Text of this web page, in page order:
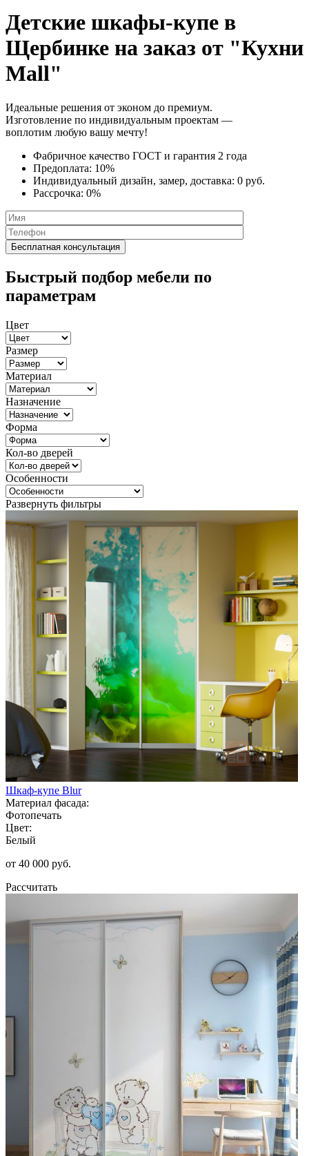
Детские шкафы-купе в
Щербинке на заказ от "Кухни
Mall"
Идеальные решения от эконом до премиум.
Изготовление по индивидуальным проектам —
воплотим любую вашу мечту!
Фабричное качество ГОСТ и гарантия 2 года
Предоплата: 10%
Индивидуальный дизайн, замер, доставка: 0 руб.
Рассрочка: 0%
Быстрый подбор мебели по
параметрам
Цвет
Размер
Материал
Назначение
Форма
Кол-во дверей
Особенности
Развернуть фильтры
Шкаф-купе Blur
Материал фасада:
Фотопечать
Цвет:
Белый
от 40 000 руб.
Рассчитать